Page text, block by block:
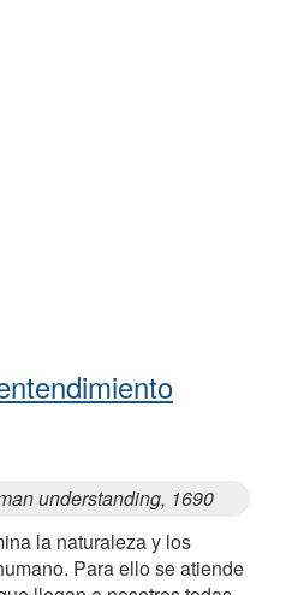
understanding, 1690
la naturaleza y los
Para ello se atiende